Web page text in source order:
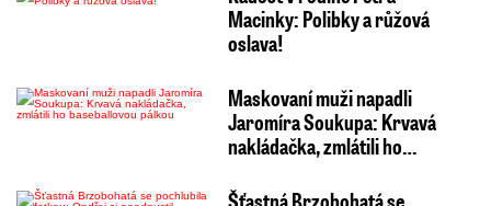
Macinky: Polibky a růžová
oslava!
Maskovaní muži napadli
Jaromíra Soukupa: Krvavá
nakládačka, zmlátili ho…